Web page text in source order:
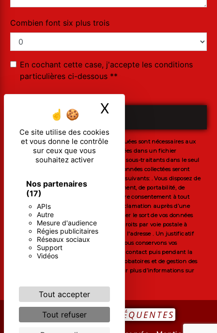
Ce site utilise des cookies
et vous donne le contrôle
sur ceux que vous
souhaitez activer
Nos partenaires
(17)
APIs
Autre
Mesure d'audience
Régies publicitaires
Réseaux sociaux
Support
Vidéos
Tout accepter
Tout refuser
X Masquer le
Combien font six plus trois
En cochant cette case, j'accepte les conditions
particulières ci-dessous **
** Les données personnelles communiquées sont nécessaires aux
fins de vous contacter et sont enregistrées dans un fichier
informatisé. Elles sont destinées à et ses sous-traitants dans le seul
but de répondre à votre message. Les données collectées seront
communiquées aux seuls destinataires suivants: . Vous disposez de
droits d’accès, de rectification, d’effacement, de portabilité, de
limitation, d’opposition, de retrait de votre consentement à tout
moment et du droit d’introduire une réclamation auprès d’une
autorité de contrôle, ainsi que d’organiser le sort de vos données
post-mortem. Vous pouvez exercer ces droits par voie postale à
l'adresse ou par courrier électronique à l'adresse . Un justificatif
d'identité pourra vous être demandé. Nous conservons vos
données pendant la période de prise de contact puis pendant la
durée de prescription légale aux fins probatoires et de gestion des
contentieux. Consultez le site cnil.fr pour plus d’informations sur
RECHERCHES FRÉQUENTES